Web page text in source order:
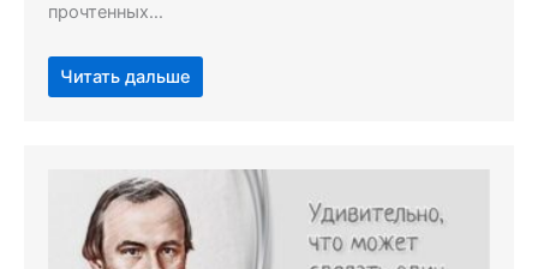
прочтенных…
Читать дальше